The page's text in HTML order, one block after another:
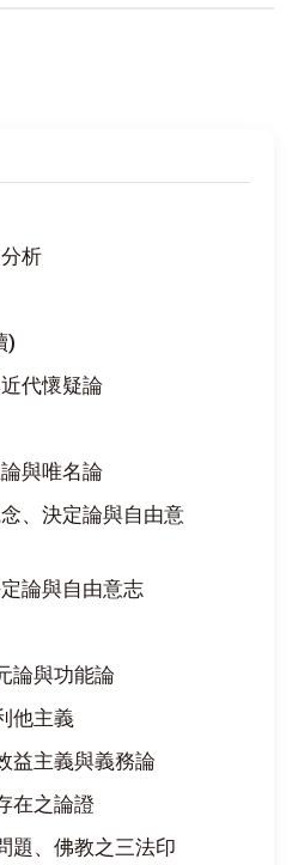
析
)
代懷疑論
與唯名論
、決定論與自由意
論與自由意志
論與功能論
他主義
益主義與義務論
在之論證
題、佛教之三法印